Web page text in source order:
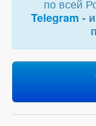
по всей
Telegram -